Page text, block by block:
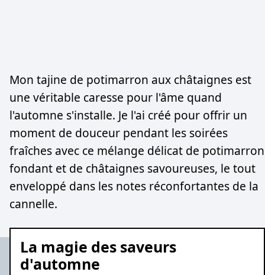
Mon tajine de potimarron aux châtaignes est
une véritable caresse pour l'âme quand
l'automne s'installe. Je l'ai créé pour offrir un
moment de douceur pendant les soirées
fraîches avec ce mélange délicat de potimarron
fondant et de châtaignes savoureuses, le tout
enveloppé dans les notes réconfortantes de la
cannelle.
La magie des saveurs
d'automne